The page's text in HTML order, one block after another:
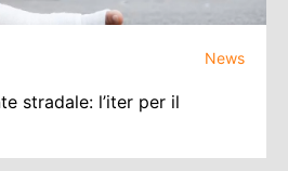
News
stradale: l’iter per il